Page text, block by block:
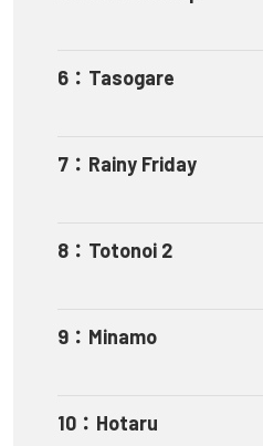
6 ： Tasogare
7 ： Rainy Friday
8 ： Totonoi 2
9 ： Minamo
10 ： Hotaru